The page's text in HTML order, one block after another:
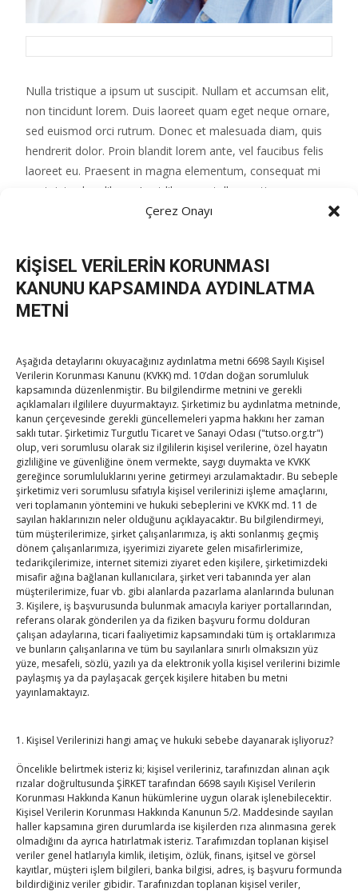
Çerez Onayı
KİŞİSEL VERİLERİN KORUNMASI
KANUNU KAPSAMINDA AYDINLATMA
METNİ
Aşağıda detaylarını okuyacağınız aydınlatma metni 6698 Sayılı Kişisel
Verilerin Korunması Kanunu (KVKK) md. 10’dan doğan sorumluluk
kapsamında düzenlenmiştir. Bu bilgilendirme metnini ve gerekli
açıklamaları ilgililere duyurmaktayız. Şirketimiz bu aydınlatma metninde,
kanun çerçevesinde gerekli güncellemeleri yapma hakkını her zaman
saklı tutar. Şirketimiz Turgutlu Ticaret ve Sanayi Odası ("tutso.org.tr")
olup, veri sorumlusu olarak siz ilgililerin kişisel verilerine, özel hayatın
gizliliğine ve güvenliğine önem vermekte, saygı duymakta ve KVKK
gereğince sorumluluklarını yerine getirmeyi arzulamaktadır. Bu sebeple
şirketimiz veri sorumlusu sıfatıyla kişisel verilerinizi işleme amaçlarını,
veri toplamanın yöntemini ve hukuki sebeplerini ve KVKK md. 11 de
sayılan haklarınızın neler olduğunu açıklayacaktır. Bu bilgilendirmeyi,
tüm müşterilerimize, şirket çalışanlarımıza, iş akti sonlanmış geçmiş
dönem çalışanlarımıza, işyerimizi ziyarete gelen misafirlerimize,
tedarikçilerimize, internet sitemizi ziyaret eden kişilere, şirketimizdeki
misafir ağına bağlanan kullanıcılara, şirket veri tabanında yer alan
müşterilerimize, fuar vb. gibi alanlarda pazarlama alanlarında bulunan
3. Kişilere, iş başvurusunda bulunmak amacıyla kariyer portallarından,
referans olarak gönderilen ya da fiziken başvuru formu dolduran
çalışan adaylarına, ticari faaliyetimiz kapsamındaki tüm iş ortaklarımıza
ve bunların çalışanlarına ve tüm bu sayılanlara sınırlı olmaksızın yüz
yüze, mesafeli, sözlü, yazılı ya da elektronik yolla kişisel verilerini bizimle
paylaşmış ya da paylaşacak gerçek kişilere hitaben bu metni
yayınlamaktayız.
1. Kişisel Verilerinizi hangi amaç ve hukuki sebebe dayanarak işliyoruz?
Öncelikle belirtmek isteriz ki; kişisel verileriniz, tarafınızdan alınan açık
rızalar doğrultusunda ŞİRKET tarafından 6698 sayılı Kişisel Verilerin
Korunması Hakkında Kanun hükümlerine uygun olarak işlenebilecektir.
Kişisel Verilerin Korunması Hakkında Kanunun 5/2. Maddesinde sayılan
haller kapsamına giren durumlarda ise kişilerden rıza alınmasına gerek
olmadığını da ayrıca hatırlatmak isteriz. Tarafımızdan toplanan kişisel
veriler genel hatlarıyla kimlik, iletişim, özlük, finans, işitsel ve görsel
kayıtlar, müşteri işlem bilgileri, banka bilgisi, adres, iş başvuru formunda
bildirdiğiniz veriler gibidir. Tarafınızdan toplanan kişisel veriler,
Nulla tristique a ipsum ut suscipit. Nullam et accumsan elit,
non tincidunt lorem. Duis laoreet quam eget neque ornare,
sed euismod orci rutrum. Donec et malesuada diam, quis
hendrerit dolor. Proin blandit lorem ante, vel faucibus felis
laoreet eu. Praesent in magna elementum, consequat mi
eget, interdum libero. In at libero eu tellus pretium
hendrerit. Pellentesque non auctor diam, id ultricies risus.
Post
navigation
TOBB Son Yazılar
Hisarcıklıoğlu’ndan ‘girişimci olun’ tavsiyesi
ByTUTSOon Ağu 8, 2026
SEDDK Başkanı Menteş’e ziyaret
ByTUTSOon Ağu 8, 2026
Hisarcıklıoğlu ICCD Genel Sekreteri Khalawi ile görüştü
ByTUTSOon Ağu 7, 2026
binası hizmete açıldı
Diren ailesine taziye ziyareti
ByTUTSOon Ağu 4, 2026
Ağustos 2026
P
S Ç P C C
P